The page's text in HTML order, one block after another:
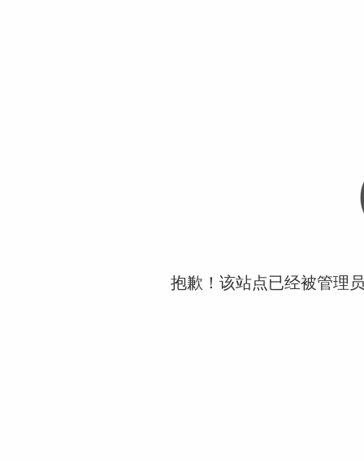
抱歉！该站点已经被管理